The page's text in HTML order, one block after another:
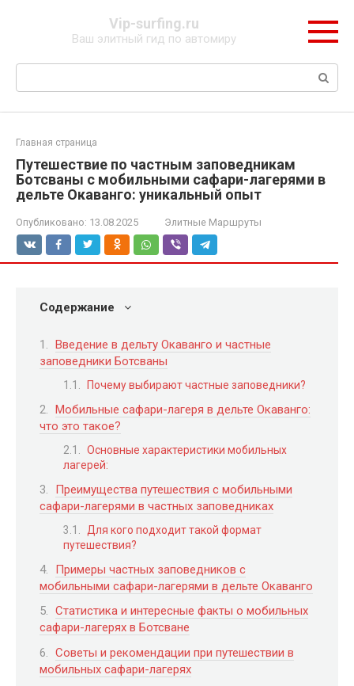
Vip-surfing.ru
Ваш элитный гид по автомиру
Поиск:
Главная страница
Путешествие по частным заповедникам
Ботсваны с мобильными сафари-лагерями в
дельте Окаванго: уникальный опыт
Опубликовано: 13.08.2025 Элитные Маршруты
Содержание
Введение в дельту Окаванго и частные
заповедники Ботсваны
Почему выбирают частные заповедники?
Мобильные сафари-лагеря в дельте Окаванго:
что это такое?
Основные характеристики мобильных
лагерей:
Преимущества путешествия с мобильными
сафари-лагерями в частных заповедниках
Для кого подходит такой формат
путешествия?
Примеры частных заповедников с
мобильными сафари-лагерями в дельте Окаванго
Статистика и интересные факты о мобильных
сафари-лагерях в Ботсване
Советы и рекомендации при путешествии в
мобильных сафари-лагерях